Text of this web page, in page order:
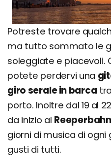
Potreste trovare
ma tutto sommato le
soleggiate e piacevoli.
potete perdervi una
giro serale in barca
porto. Inoltre dal 19 al
da inizio al
giorni di musica di
gusti di tutti.